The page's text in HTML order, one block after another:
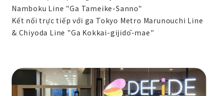
Namboku Line "Ga Tameike-Sanno"
Kết nối trực tiếp với ga Tokyo Metro Marunouchi Line
& Chiyoda Line "Ga Kokkai-gijidō-mae"